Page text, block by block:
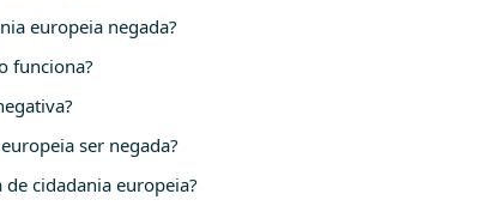
europeia negada?
funciona?
ser negada?
cidadania europeia?